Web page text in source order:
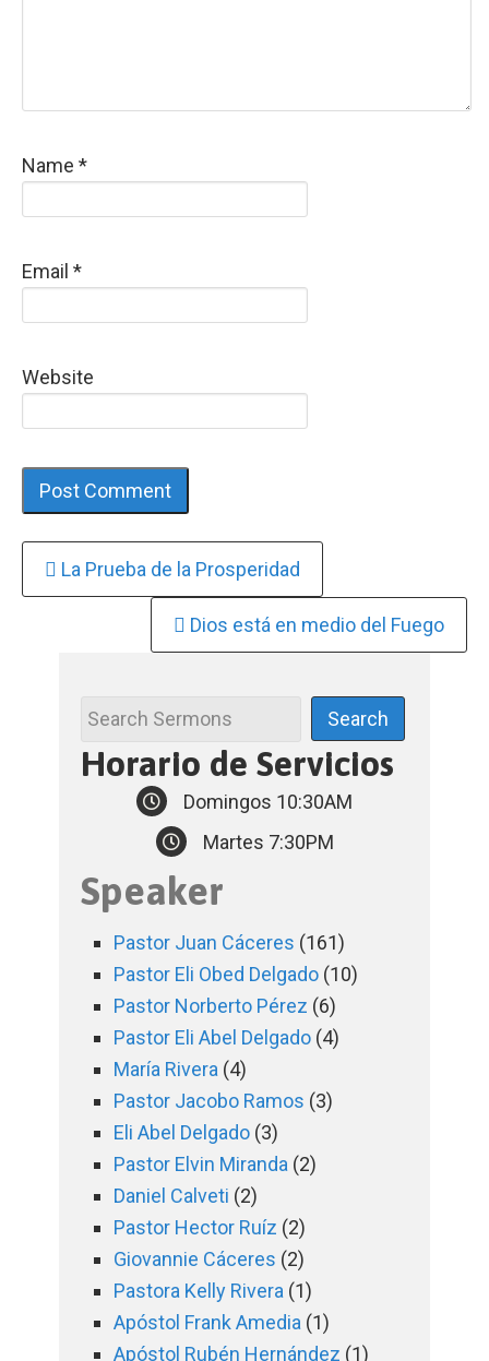
Name *
Email *
Website
Continue
Reading
La Prueba de la Prosperidad
Dios está en medio del Fuego
Horario de Servicios
Domingos 10:30AM
Martes 7:30PM
Speaker
Pastor Juan Cáceres (161)
Pastor Eli Obed Delgado (10)
Pastor Norberto Pérez (6)
Pastor Eli Abel Delgado (4)
María Rivera (4)
Pastor Jacobo Ramos (3)
Eli Abel Delgado (3)
Pastor Elvin Miranda (2)
Daniel Calveti (2)
Pastor Hector Ruíz (2)
Giovannie Cáceres (2)
Pastora Kelly Rivera (1)
Apóstol Frank Amedia (1)
Apóstol Rubén Hernández (1)